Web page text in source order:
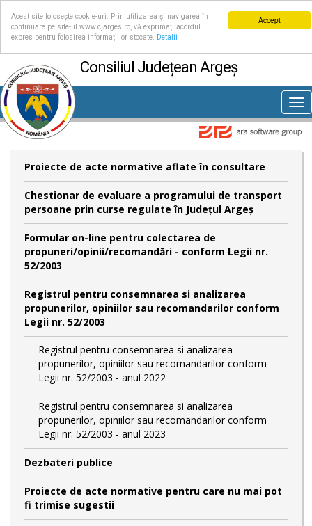
Accept
Acest site folosește cookie-uri. Prin utilizarea și navigarea în
continuare pe site-ul www.cjarges.ro, vă exprimați acordul
expres pentru folosirea informațiilor stocate.
Detalii
Consiliul Județean Argeș
Proiecte de acte normative aflate în consultare
Chestionar de evaluare a programului de transport
persoane prin curse regulate în Județul Argeș
Formular on-line pentru colectarea de
propuneri/opinii/recomandări - conform Legii nr.
52/2003
Registrul pentru consemnarea si analizarea
propunerilor, opiniilor sau recomandarilor conform
Legii nr. 52/2003
Registrul pentru consemnarea si analizarea
propunerilor, opiniilor sau recomandarilor conform
Legii nr. 52/2003 - anul 2022
Registrul pentru consemnarea si analizarea
propunerilor, opiniilor sau recomandarilor conform
Legii nr. 52/2003 - anul 2023
Dezbateri publice
Proiecte de acte normative pentru care nu mai pot
fi trimise sugestii